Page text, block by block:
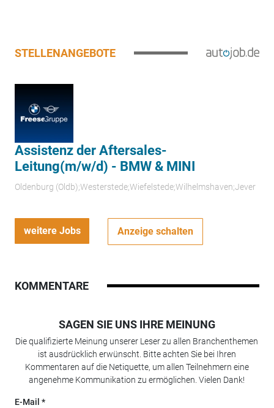
STELLENANGEBOTE
Assistenz der Aftersales-
Leitung(m/w/d) - BMW & MINI
Oldenburg (Oldb);Westerstede;Wiefelstede;Wilhelmshaven;Jever
weitere Jobs Anzeige schalten
KOMMENTARE
SAGEN SIE UNS IHRE MEINUNG
Die qualifizierte Meinung unserer Leser zu allen Branchenthemen
ist ausdrücklich erwünscht. Bitte achten Sie bei Ihren
Kommentaren auf die Netiquette, um allen Teilnehmern eine
angenehme Kommunikation zu ermöglichen. Vielen Dank!
E-Mail